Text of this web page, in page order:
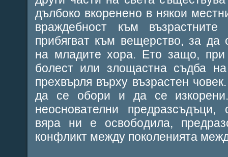
дълбоко вкоренено в някои
враждебност към
прибягват към вещерство, за да
на младите хора. Ето защо, при
болест или злощастна съдба
прехвърля върху възрастен
да се обори и да се
неоснователни предразсъдъци,
вяра ни е освободила,
конфликт между поколенията